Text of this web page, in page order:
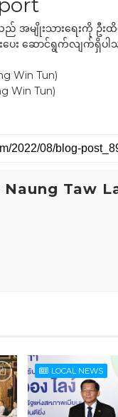
ည် အမျိုးသားရေးကို ဦ
းပေး ဆောင်ရွက်လျက်ရှိ
Win Tun)
Win Tun)
Taw
LOCAL NEWS